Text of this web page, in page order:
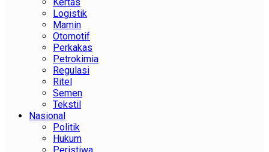
Logistik
Mamin
Otomotif
Perkakas
Petrokimia
Regulasi
Ritel
Semen
Tekstil
Nasional
Politik
Hukum